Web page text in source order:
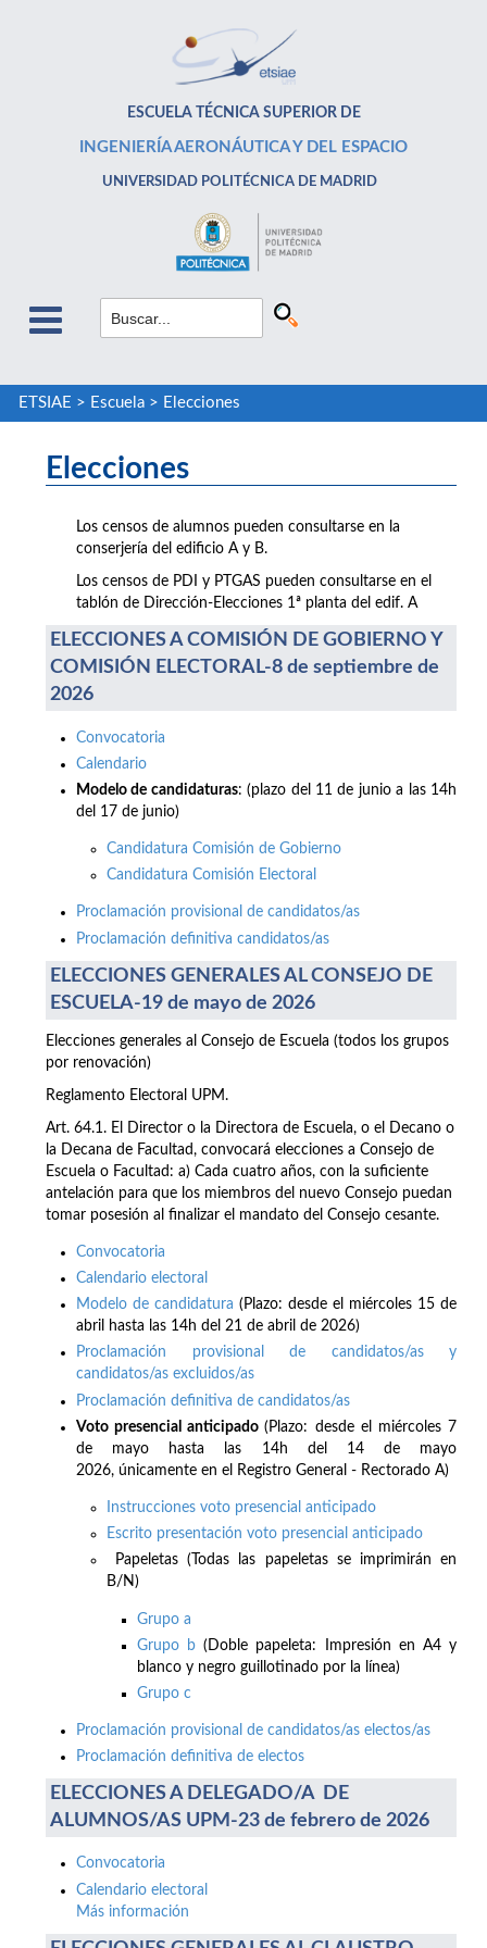
ESCUELA TÉCNICA SUPERIOR DE
INGENIERÍA AERONÁUTICA Y DEL ESPACIO
UNIVERSIDAD POLITÉCNICA DE MADRID
ETSIAE > Escuela> Elecciones
Elecciones
Los censos de alumnos pueden consultarse en la
conserjería del edificio A y B.
Los censos de PDI y PTGAS pueden consultarse en el
tablón de Dirección-Elecciones 1ª planta del edif. A
ELECCIONES A COMISIÓN DE GOBIERNO Y
COMISIÓN ELECTORAL-8 de septiembre de
2026
Convocatoria
Calendario
Modelo de candidaturas: (plazo del 11 de junio a las 14h
del 17 de junio)
Candidatura Comisión de Gobierno
Candidatura Comisión Electoral
Proclamación provisional de candidatos/as
Proclamación definitiva candidatos/as
ELECCIONES GENERALES AL CONSEJO DE
ESCUELA-19 de mayo de 2026
Elecciones generales al Consejo de Escuela (todos los grupos
por renovación)
Reglamento Electoral UPM.
Art. 64.1. El Director o la Directora de Escuela, o el Decano o
la Decana de Facultad, convocará elecciones a Consejo de
Escuela o Facultad: a) Cada cuatro años, con la suficiente
antelación para que los miembros del nuevo Consejo puedan
tomar posesión al finalizar el mandato del Consejo cesante.
Convocatoria
Calendario electoral
Modelo de candidatura (Plazo: desde el miércoles 15 de
abril hasta las 14h del 21 de abril de 2026)
Proclamación provisional de candidatos/as y
candidatos/as excluidos/as
Proclamación definitiva de candidatos/as
Voto presencial anticipado(Plazo: desde el miércoles 7
de mayo hasta las 14h del 14 de mayo
2026, únicamente en el Registro General - Rectorado A)
Instrucciones voto presencial anticipado
Escrito presentación voto presencial anticipado
Papeletas (Todas las papeletas se imprimirán en
B/N)
Grupo a
Grupo b (Doble papeleta: Impresión en A4 y
blanco y negro guillotinado por la línea)
Grupo c
Proclamación provisional de candidatos/as electos/as
Proclamación definitiva de electos
ELECCIONES A DELEGADO/A DE
ALUMNOS/AS UPM-23 de febrero de 2026
Convocatoria
Calendario electoral
Más información